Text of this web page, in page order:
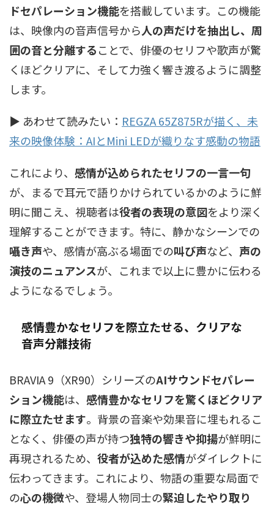
ドセパレーション機能を搭載しています。この機能
は、映像内の音声信号から人の声だけを抽出し、周
囲の音と分離することで、俳優のセリフや歌声が驚
くほどクリアに、そして力強く響き渡るように調整
します。
▶ あわせて読みたい： REGZA 65Z875Rが描く、未
来の映像体験：AIとMini LEDが織りなす感動の物語
これにより、 感情が込められたセリフの一言一句
が、まるで耳元で語りかけられているかのように鮮
明に聞こえ、視聴者は役者の表現の意図をより深く
理解することができます。特に、静かなシーンでの
囁き声や、感情が高ぶる場面での叫び声など、 声の
演技のニュアンスが、これまで以上に豊かに伝わる
ようになるでしょう。
感情豊かなセリフを際立たせる、クリアな
音声分離技術
BRAVIA 9（XR90）シリーズのAIサウンドセパレー
ション機能は、 感情豊かなセリフを驚くほどクリア
に際立たせます。背景の音楽や効果音に埋もれるこ
となく、俳優の声が持つ独特の響きや抑揚が鮮明に
再現されるため、 役者が込めた感情がダイレクトに
伝わってきます。これにより、物語の重要な局面で
の心の機微や、登場人物同士の緊迫したやり取り